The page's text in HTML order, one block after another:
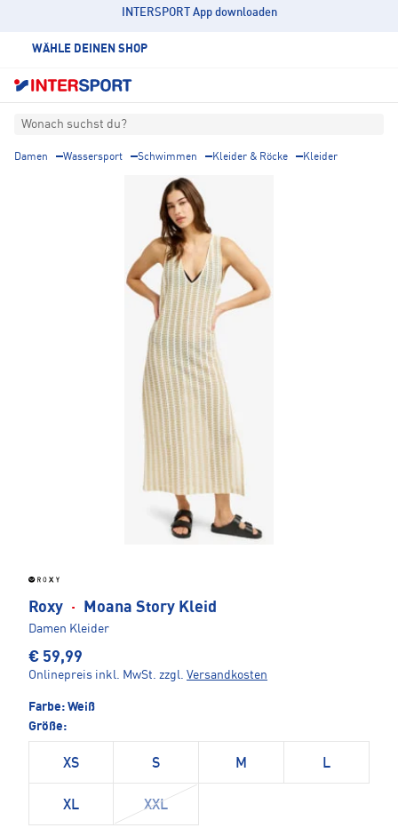
INTERSPORT App downloaden
WÄHLE DEINEN SHOP
Wonach suchst du?
Damen Wassersport Schwimmen Kleider & Röcke Kleider
Roxy · Moana Story Kleid
Damen Kleider
€ 59,99
Onlinepreis inkl. MwSt. zzgl. Versandkosten
Farbe: Weiß
Größe:
XS S M L
XL XXL